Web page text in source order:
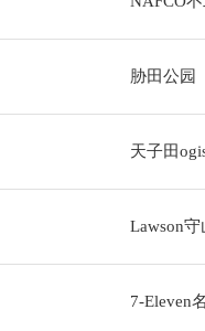
胁田公园
天子田
Lawson
7-Eleven